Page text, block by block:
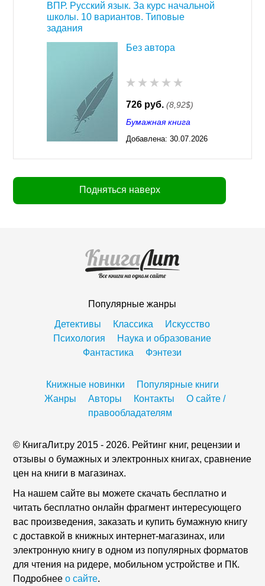
ВПР. Русский язык. За курс начальной
школы. 10 вариантов. Типовые
задания
Без автора
726 руб. (8,92$)
Бумажная книга
Добавлена: 30.07.2026
Подняться наверх
Популярные жанры
Детективы
Классика
Искусство
Психология
Наука и образование
Фантастика
Фэнтези
Книжные новинки
Популярные книги
Жанры
Авторы Контакты
О сайте /
правообладателям
© КнигаЛит.ру 2015 - 2026. Рейтинг книг, рецензии и
отзывы о бумажных и электронных книгах, сравнение
цен на книги в магазинах.
На нашем сайте вы можете скачать бесплатно и
читать бесплатно онлайн фрагмент интересующего
вас произведения, заказать и купить бумажную книгу
с доставкой в книжных интернет-магазинах, или
электронную книгу в одном из популярных форматов
для чтения на ридере, мобильном устройстве и ПК.
Подробнеео сайте.